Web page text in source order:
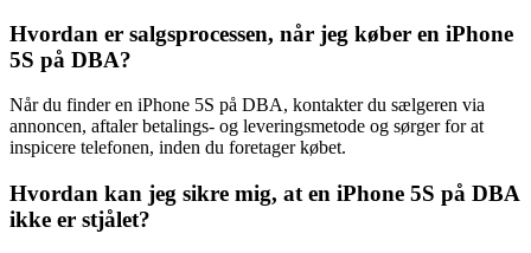
Hvordan er salgsprocessen, når jeg køber en iPhone
5S på DBA?
Når du finder en iPhone 5S på DBA, kontakter du sælgeren via
annoncen, aftaler betalings- og leveringsmetode og sørger for at
inspicere telefonen, inden du foretager købet.
Hvordan kan jeg sikre mig, at en iPhone 5S på DBA
ikke er stjålet?